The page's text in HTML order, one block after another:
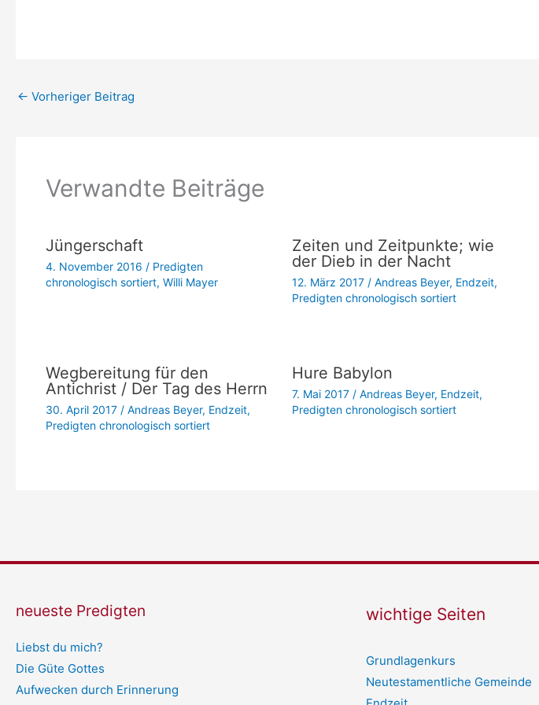
← Vorheriger Beitrag
Verwandte Beiträge
Jüngerschaft
4. November 2016 / Predigten
chronologisch sortiert, Willi Mayer
Zeiten und Zeitpunkte; wie
der Dieb in der Nacht
12. März 2017 / Andreas Beyer, Endzeit,
Predigten chronologisch sortiert
Wegbereitung für den
Antichrist / Der Tag des Herrn
30. April 2017 / Andreas Beyer, Endzeit,
Predigten chronologisch sortiert
Hure Babylon
7. Mai 2017 / Andreas Beyer, Endzeit,
Predigten chronologisch sortiert
neueste Predigten
Liebst du mich?
Die Güte Gottes
Aufwecken durch Erinnerung
wichtige Seiten
Grundlagenkurs
Neutestamentliche Gemeinde